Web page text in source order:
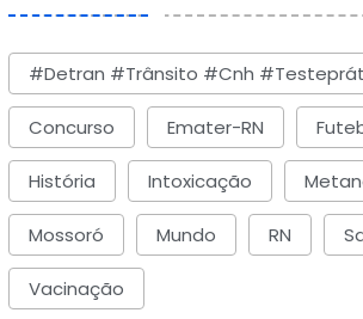
eucarística
BY-Fatos Da Politica
Julho 30, 2026
#detran #trânsito #cnh
Concurso Emater-RN
História Intoxicação
Mossoró Mundo RN
Vacinação